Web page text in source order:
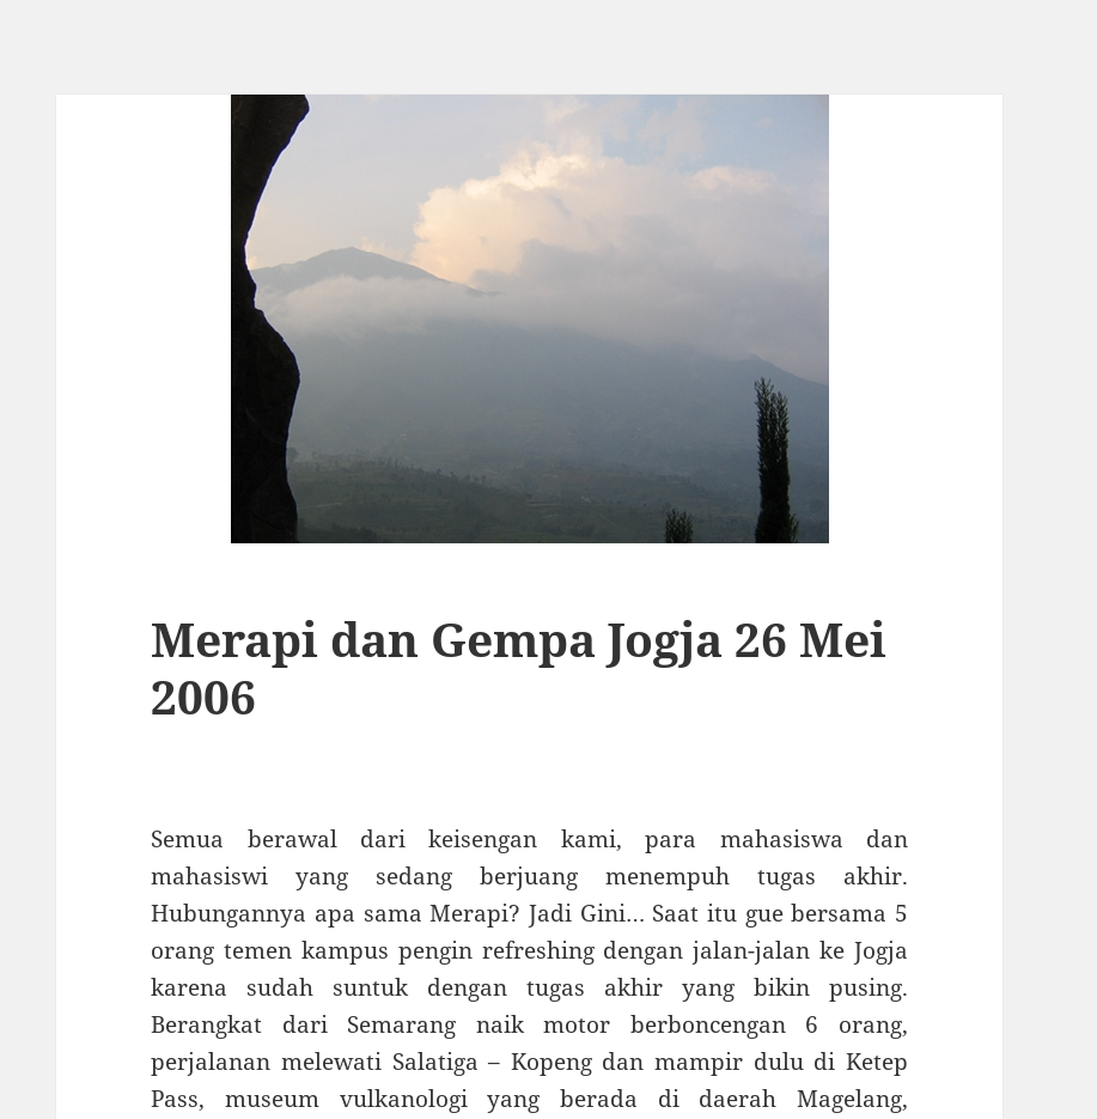
Merapi dan Gempa Jogja 26 Mei
2006
Semua berawal dari keisengan kami, para mahasiswa dan
mahasiswi yang sedang berjuang menempuh tugas akhir.
Hubungannya apa sama Merapi? Jadi Gini… Saat itu gue bersama 5
orang temen kampus pengin refreshing dengan jalan-jalan ke Jogja
karena sudah suntuk dengan tugas akhir yang bikin pusing.
Berangkat dari Semarang naik motor berboncengan 6 orang,
perjalanan melewati Salatiga – Kopeng dan mampir dulu di Ketep
Pass, museum vulkanologi yang berada di daerah Magelang,